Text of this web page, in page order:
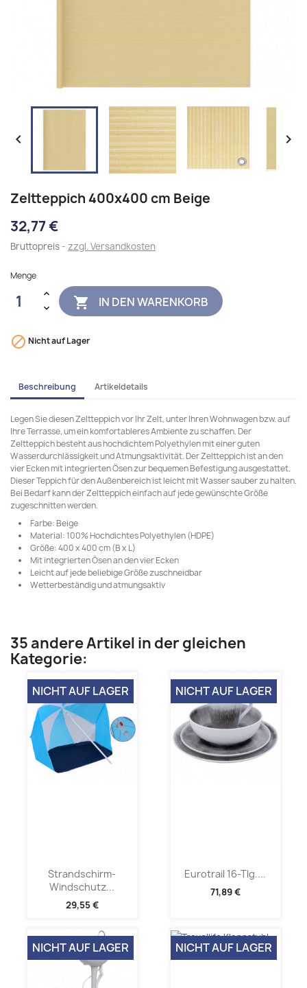
 
Zeltteppich 400x400 cm Beige
32,77 €
Bruttopreis zzgl. Versandkosten
Menge
 IN DEN WARENKORB
 Nicht auf Lager
Beschreibung Artikeldetails
Legen Sie diesen Zeltteppich vor Ihr Zelt, unter Ihren Wohnwagen bzw. auf
Ihre Terrasse, um ein komfortableres Ambiente zu schaffen. Der
Zeltteppich besteht aus hochdichtem Polyethylen mit einer guten
Wasserdurchlässigkeit und Atmungsaktivität. Der Zeltteppich ist an den
vier Ecken mit integrierten Ösen zur bequemen Befestigung ausgestattet.
Dieser Teppich für den Außenbereich ist leicht mit Wasser sauber zu halten.
Bei Bedarf kann der Zeltteppich einfach auf jede gewünschte Größe
zugeschnitten werden.
Farbe: Beige
Material: 100% Hochdichtes Polyethylen (HDPE)
Größe: 400 x 400 cm (B x L)
Mit integrierten Ösen an den vier Ecken
Leicht auf jede beliebige Größe zuschneidbar
Wetterbeständig und atmungsaktiv
35 andere Artikel in der gleichen
Kategorie:
Strandschirm-
Windschutz...
29,55 €
NICHT AUF LAGER
Eurotrail 16-Tlg....
71,89 €
NICHT AUF LAGER
NICHT AUF LAGER NICHT AUF LAGER